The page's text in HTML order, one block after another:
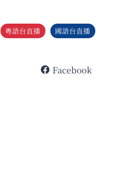
粵語台直播 國語台直播
Facebook